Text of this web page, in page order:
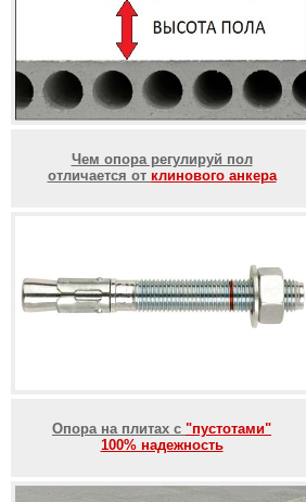
Чем опора регулируй пол
отличается от клинового анкера
Опора на плитах с "пустотами"
100% надежность